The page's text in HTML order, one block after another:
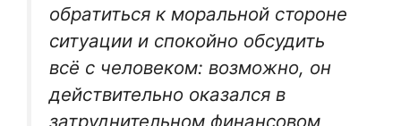
обратиться к моральной стороне
ситуации и спокойно обсудить
всё с человеком: возможно, он
действительно оказался в
затруднительном финансовом